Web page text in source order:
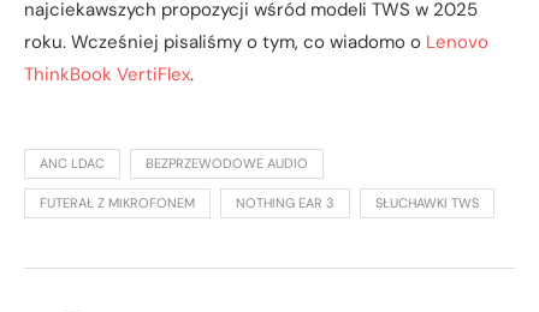
najciekawszych propozycji wśród modeli TWS w 2025
roku. Wcześniej pisaliśmy o tym, co wiadomo o Lenovo
ThinkBook VertiFlex.
ANC LDAC BEZPRZEWODOWE AUDIO
FUTERAŁ Z MIKROFONEM NOTHING EAR 3 SŁUCHAWKI TWS